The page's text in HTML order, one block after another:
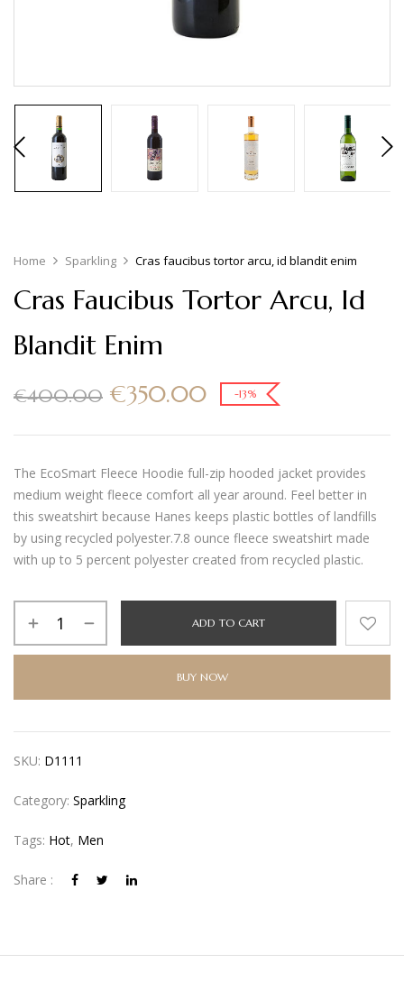
Home Sparkling Cras faucibus tortor arcu, id blandit enim
Cras Faucibus Tortor Arcu, Id
Blandit Enim
€400.00 €350.00 -13%
The EcoSmart Fleece Hoodie full-zip hooded jacket provides
medium weight fleece comfort all year around. Feel better in
this sweatshirt because Hanes keeps plastic bottles of landfills
by using recycled polyester.7.8 ounce fleece sweatshirt made
with up to 5 percent polyester created from recycled plastic.
ADD TO CART
BUY NOW
SKU: D1111
Category: Sparkling
Tags: Hot, Men
Share :